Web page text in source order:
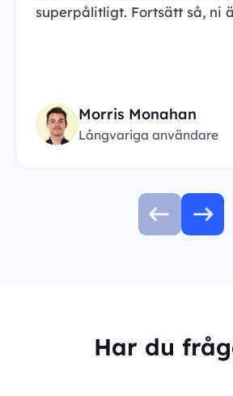
superpålitligt. Fortsätt så, ni
Morris Monahan
Långvariga användare
Har du